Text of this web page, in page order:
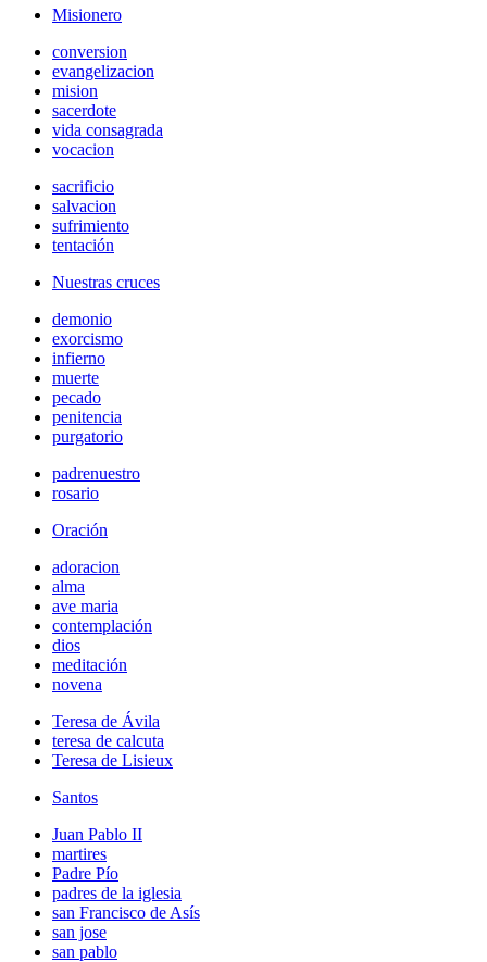
Misionero
conversion
evangelizacion
mision
sacerdote
vida consagrada
vocacion
sacrificio
salvacion
sufrimiento
tentación
Nuestras cruces
demonio
exorcismo
infierno
muerte
pecado
penitencia
purgatorio
padrenuestro
rosario
Oración
adoracion
alma
ave maria
contemplación
dios
meditación
novena
Teresa de Ávila
teresa de calcuta
Teresa de Lisieux
Santos
Juan Pablo II
martires
Padre Pío
padres de la iglesia
san Francisco de Asís
san jose
san pablo